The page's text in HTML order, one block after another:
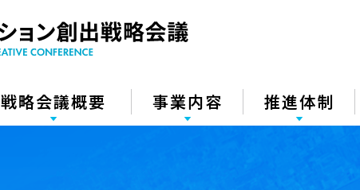
戦略会議概要 事業内容 推進体制